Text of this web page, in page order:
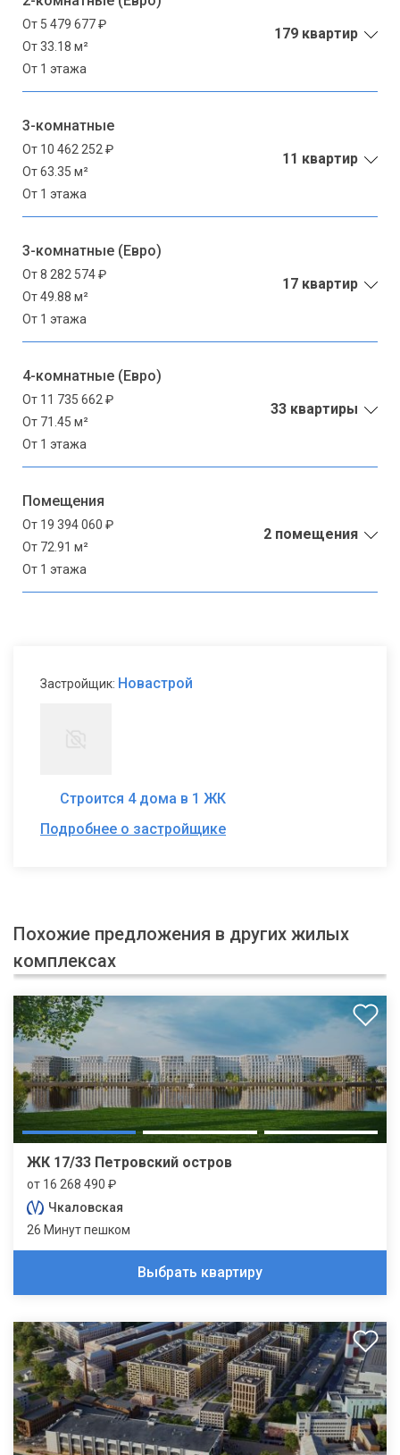
От 5 479 677 ₽
От 33.18 м²
От 1 этажа
179 квартир
3-комнатные
От 10 462 252 ₽
От 63.35 м²
От 1 этажа
11 квартир
3-комнатные (Евро)
От 8 282 574 ₽
От 49.88 м²
От 1 этажа
17 квартир
4-комнатные (Евро)
От 11 735 662 ₽
От 71.45 м²
От 1 этажа
33 квартиры
Помещения
От 19 394 060 ₽
От 72.91 м²
От 1 этажа
2 помещения
Застройщик: Новастрой
Строится 4 дома в 1 ЖК
Подробнее о застройщике
Похожие предложения в других жилых
комплексах
ЖК 17/33 Петровский остров
от 16 268 490 ₽
Чкаловская
26 Минут пешком
Выбрать квартиру